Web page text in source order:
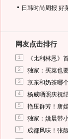
日韩时尚周报 好
网友点击排行
1 《比利林恩》
2 独家：买菜也
3 京东和奶茶哪
4 杨威晒照庆祝
5 艳压群芳！唐
6 独家：姚晨带
7 成都风味！张